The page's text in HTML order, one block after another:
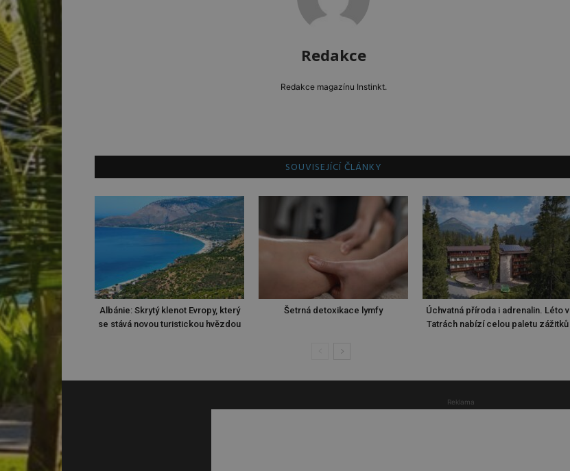
Redakce
Redakce magazínu Instinkt.
SOUVISEJÍCÍ ČLÁNKY
Albánie: Skrytý klenot Evropy, který
se stává novou turistickou hvězdou
Šetrná detoxikace lymfy
Úchvatná příroda i adrenalin. Léto v
Tatrách nabízí celou paletu zážitků
Reklama